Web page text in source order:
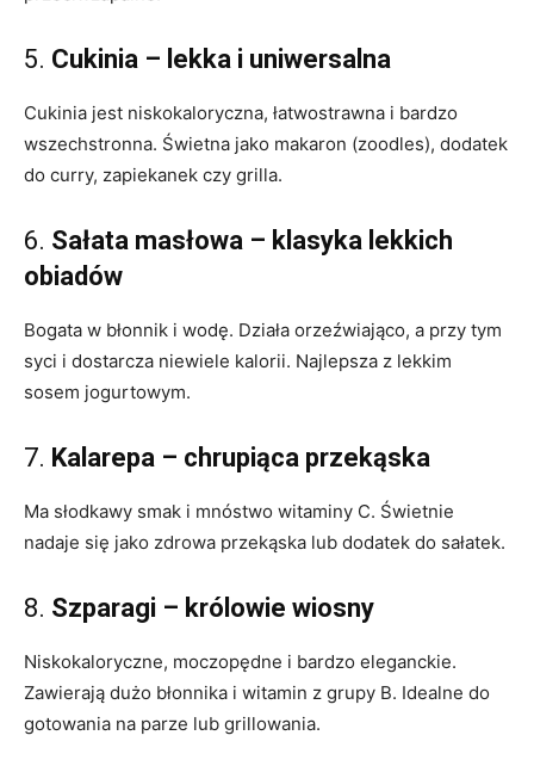
5. Cukinia – lekka i uniwersalna
Cukinia jest niskokaloryczna, łatwostrawna i bardzo
wszechstronna. Świetna jako makaron (zoodles), dodatek
do curry, zapiekanek czy grilla.
6. Sałata masłowa – klasyka lekkich
obiadów
Bogata w błonnik i wodę. Działa orzeźwiająco, a przy tym
syci i dostarcza niewiele kalorii. Najlepsza z lekkim
sosem jogurtowym.
7. Kalarepa – chrupiąca przekąska
Ma słodkawy smak i mnóstwo witaminy C. Świetnie
nadaje się jako zdrowa przekąska lub dodatek do sałatek.
8. Szparagi – królowie wiosny
Niskokaloryczne, moczopędne i bardzo eleganckie.
Zawierają dużo błonnika i witamin z grupy B. Idealne do
gotowania na parze lub grillowania.